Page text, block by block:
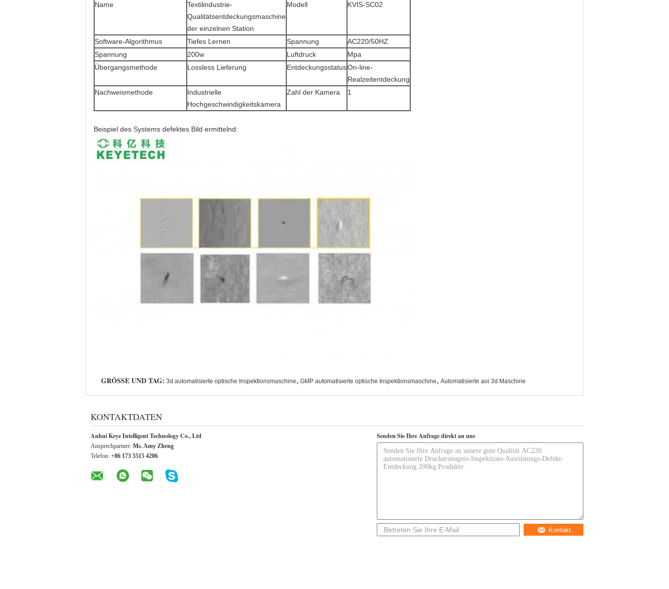
Name
Textilindustrie-
Qualitätsentdeckungsmaschine
der einzelnen Station
Modell KVIS-SC02
Software-Algorithmus Tiefes Lernen Spannung
AC220/50HZ
Spannung
200w Luftdruck
Mpa
Übergangsmethode
Lossless Lieferung EntdeckungsstatusOn-line-
Realzeitentdeckung
Nachweismethode
Industrielle
Hochgeschwindigkeitskamera
Zahl der Kamera 1
Beispiel des Systems defektes Bild ermittelnd:
GRÖSSE UND TAG: 3d automatisierte optische Inspektionsmaschine, GMP automatisierte optische Inspektionsmaschine, Automatisierte aoi 3d Maschine
KONTAKTDATEN
Anhui Keye Intelligent Technology Co., Ltd
Ansprechpartner: Ms. Amy Zheng
Telefon: +86 173 5515 4206
Senden Sie Ihre Anfrage direkt an uns
Kontakt